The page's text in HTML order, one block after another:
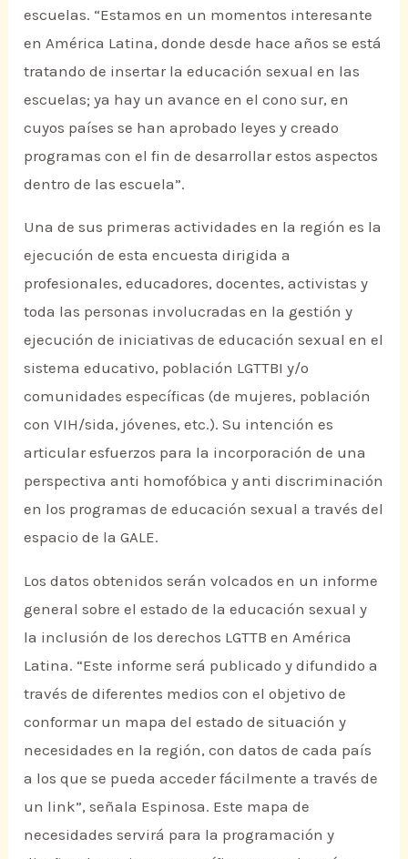
escuelas. “Estamos en un momentos interesante
en América Latina, donde desde hace años se está
tratando de insertar la educación sexual en las
escuelas; ya hay un avance en el cono sur, en
cuyos países se han aprobado leyes y creado
programas con el fin de desarrollar estos aspectos
dentro de las escuela”.
Una de sus primeras actividades en la región es la
ejecución de esta encuesta dirigida a
profesionales, educadores, docentes, activistas y
toda las personas involucradas en la gestión y
ejecución de iniciativas de educación sexual en el
sistema educativo, población LGTTBI y/o
comunidades específicas (de mujeres, población
con VIH/sida, jóvenes, etc.). Su intención es
articular esfuerzos para la incorporación de una
perspectiva anti homofóbica y anti discriminación
en los programas de educación sexual a través del
espacio de la GALE.
Los datos obtenidos serán volcados en un informe
general sobre el estado de la educación sexual y
la inclusión de los derechos LGTTB en América
Latina. “Este informe será publicado y difundido a
través de diferentes medios con el objetivo de
conformar un mapa del estado de situación y
necesidades en la región, con datos de cada país
a los que se pueda acceder fácilmente a través de
un link”, señala Espinosa. Este mapa de
necesidades servirá para la programación y